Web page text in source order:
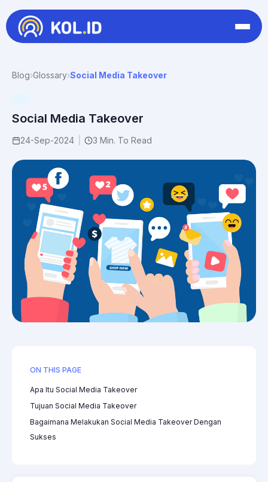
Blog›Glossary›Social Media Takeover
Social Media Takeover
24-Sep-2024 3 Min. To Read
ON THIS PAGE
Apa Itu Social Media Takeover
Tujuan Social Media Takeover
Bagaimana Melakukan Social Media Takeover Dengan
Sukses